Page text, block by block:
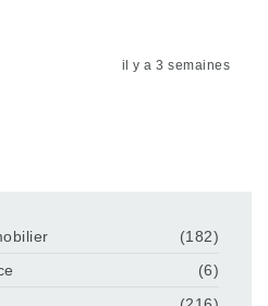
il y a 3 semaines
(182)
(6)